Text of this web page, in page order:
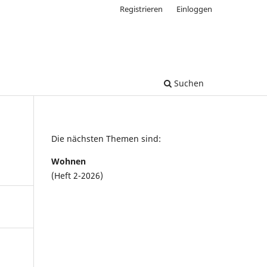
Suchen
Registrieren Einloggen
Die nächsten Themen sind:
Wohnen
(Heft 2-2026)